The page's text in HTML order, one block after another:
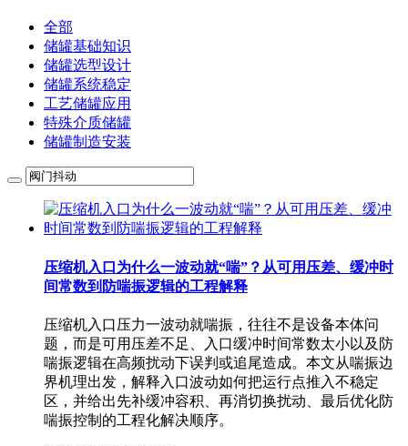
全部
储罐基础知识
储罐选型设计
储罐系统稳定
工艺储罐应用
特殊介质储罐
储罐制造安装
压缩机入口为什么一波动就“喘”？从可用压差、缓冲时
间常数到防喘振逻辑的工程解释
压缩机入口压力一波动就喘振，往往不是设备本体问
题，而是可用压差不足、入口缓冲时间常数太小以及防
喘振逻辑在高频扰动下误判或追尾造成。本文从喘振边
界机理出发，解释入口波动如何把运行点推入不稳定
区，并给出先补缓冲容积、再消切换扰动、最后优化防
喘振控制的工程化解决顺序。